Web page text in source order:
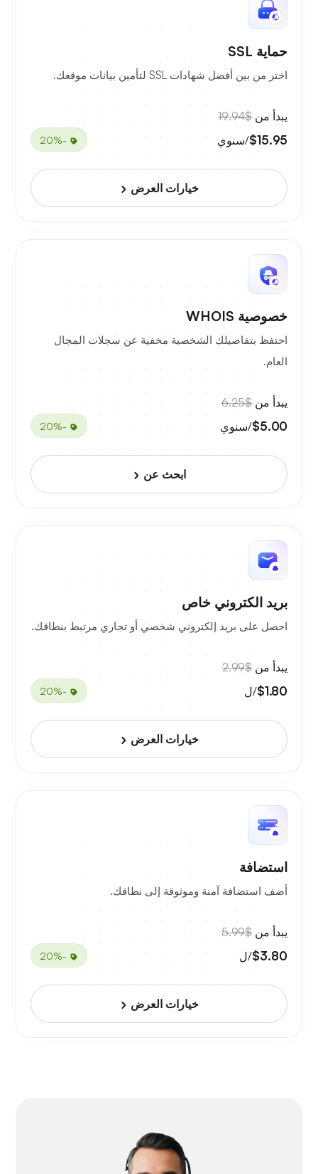
حماية SSL
اختر من بين أفضل شهادات SSL لتأمين بيانات موقعك.
يبدأ من $19.94
$15.95/سنوي -20%
خيارات العرض
خصوصية WHOIS
احتفظ بتفاصيلك الشخصية مخفية عن سجلات المجال
العام.
يبدأ من $6.25
$5.00/سنوي -20%
ابحث عن
بريد الكتروني خاص
احصل على بريد إلكتروني شخصي أو تجاري مرتبط بنطاقك.
يبدأ من $2.99
$1.80/ل -20%
خيارات العرض
استضافة
أضف استضافة آمنة وموثوقة إلى نطاقك.
يبدأ من $5.99
$3.80/ل -20%
خيارات العرض